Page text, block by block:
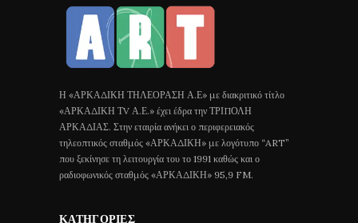
Η «ΑΡΚΑΔΙΚΗ ΤΗΛΕΟΡΑΣΗ Α.Ε» με διακριτικό τίτλο
«ΑΡΚΑΔΙΚΗ ΤV Α.Ε.» έχει έδρα την ΤΡΙΠΟΛΗ
ΑΡΚΑΔΙΑΣ. Στην εταιρία ανήκει ο περιφερειακός
τηλεοπτικός σταθμός «ΑΡΚΑΔΙΚΗ» με λογότυπο “ART”
που ξεκίνησε τη λειτουργία του το 1991 καθώς και ο
ραδιοφωνικός σταθμός «ΑΡΚΑΔΙΚΗ» 95,9 FM.
ΚΑΤΗΓΟΡΊΕΣ